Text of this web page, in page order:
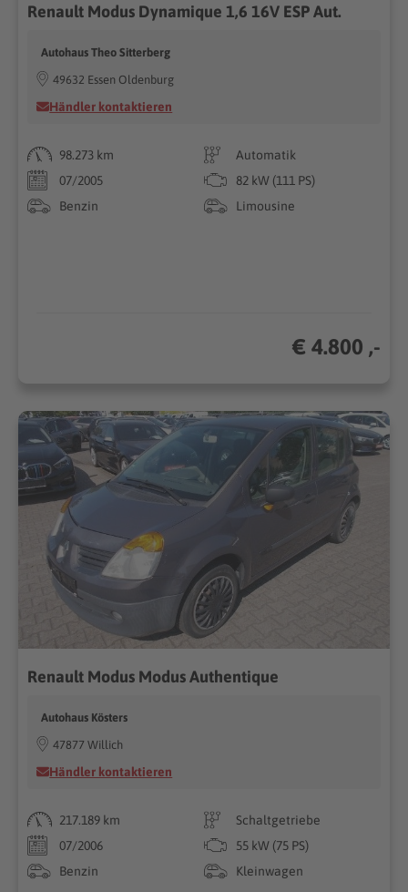
Renault Modus Dynamique 1,6 16V ESP Aut.
Autohaus Theo Sitterberg
49632 Essen Oldenburg
Händler kontaktieren
98.273 km
Automatik
07/2005
82 kW (111 PS)
Benzin
Limousine
€ 4.800 ,-
Renault Modus Modus Authentique
Autohaus Kösters
47877 Willich
Händler kontaktieren
217.189 km
Schaltgetriebe
07/2006
55 kW (75 PS)
Benzin
Kleinwagen